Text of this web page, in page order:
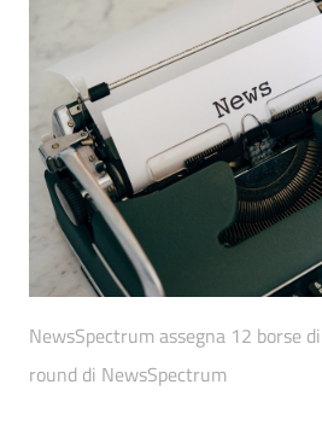
NewsSpectrum assegna 12 borse
round di NewsSpectrum